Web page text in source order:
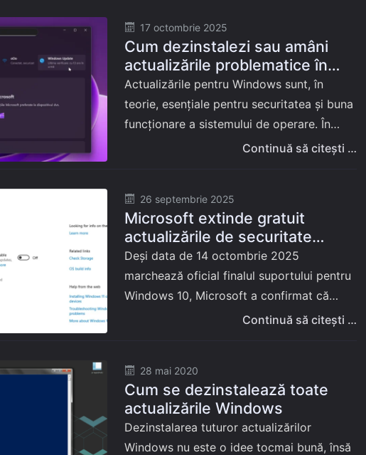
Posted
on
17 octombrie 2025
Cum dezinstalezi sau amâni
actualizările problematice în
Windows 11
Actualizările pentru Windows sunt, în
teorie, esențiale pentru securitatea și buna
funcționare a sistemului de operare. În
practică, însă, se întâmplă uneori ca un
Continuă să citești …
Posted
on
26 septembrie 2025
Microsoft extinde gratuit
actualizările de securitate
pentru Windows 10
Deși data de 14 octombrie 2025
marchează oficial finalul suportului pentru
Windows 10, Microsoft a confirmat că
utilizatorii vor putea prelungi gratuit
Continuă să citești …
Posted
on
28 mai 2020
Cum se dezinstalează toate
actualizările Windows
Dezinstalarea tuturor actualizărilor
Windows nu este o idee tocmai bună, însă